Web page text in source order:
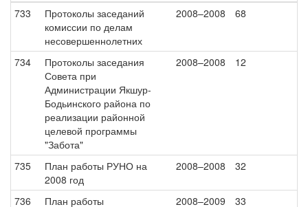
733
Протоколы заседаний
комиссии по делам
несовершеннолетних
2008–2008 68
734
Протоколы заседания
Совета при
Администрации Якшур-
Бодьинского района по
реализации районной
целевой программы
"Забота"
2008–2008 12
735
План работы РУНО на
2008 год
2008–2008 32
736
План работы
2008–2009 33